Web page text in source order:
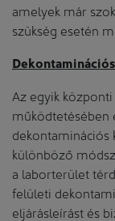
amelyek már
szükség esetén
Az egyik
működtetésében
dekontaminációs
különböző
a laborterület
felületi
eljárásleírást és